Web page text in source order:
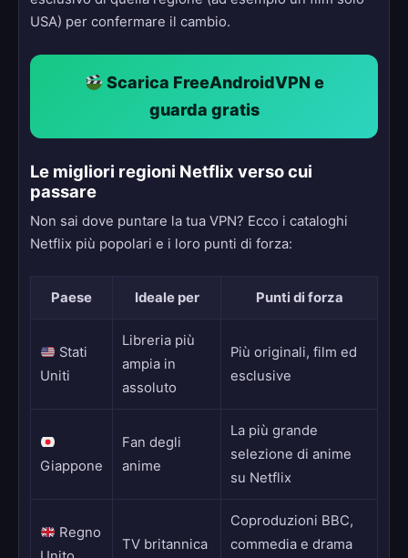
USA) per confermare il cambio.
Scarica FreeAndroidVPN e
guarda gratis
Le migliori regioni Netflix verso cui
passare
Non sai dove puntare la tua VPN? Ecco i cataloghi
Netflix più popolari e i loro punti di forza:
Paese Ideale per Punti di forza
Stati
Uniti
Libreria più
ampia in
assoluto
Più originali, film ed
esclusive
Giappone
Fan degli
anime
La più grande
selezione di anime
su Netflix
Regno
TV britannica
Coproduzioni BBC,
commedia e drama